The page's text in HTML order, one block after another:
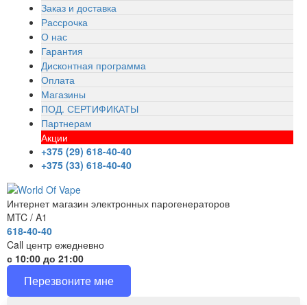
Заказ и доставка
Рассрочка
О нас
Гарантия
Дисконтная программа
Оплата
Магазины
ПОД. СЕРТИФИКАТЫ
Партнерам
Акции
+375 (29) 618-40-40
+375 (33) 618-40-40
Интернет магазин электронных парогенераторов
MTC / A1
618-40-40
Call центр ежедневно
с 10:00 до 21:00
Перезвоните мне